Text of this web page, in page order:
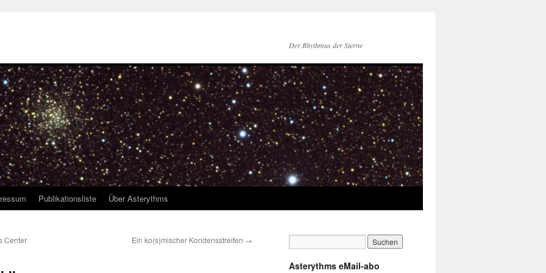
Der Rhythmus der Sterne
Publikationsliste Über Asterythms
Center
Ein ko(s)mischer Kondensstreifen →
Asterythms eMail-abo